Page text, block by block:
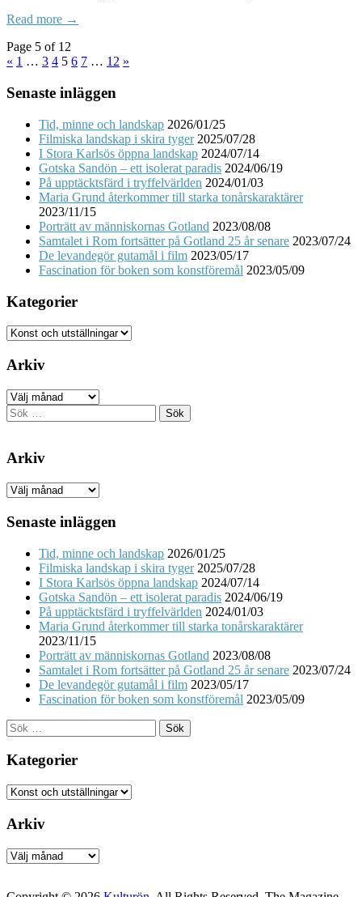
Read more →
Page 5 of 12
« 1 … 3 4 5 6 7 … 12 »
Senaste inläggen
Tid, minne och landskap 2026/01/25
Filmiska landskap i skira tyger 2025/07/28
I Stora Karlsös öppna landskap 2024/07/14
Gotska Sandön – ett isolerat paradis 2024/06/19
På upptäcktsfärd i tryffelvärlden 2024/01/03
Maria Grund återkommer till starka tonårskaraktärer
2023/11/15
Porträtt av människornas Gotland 2023/08/08
Samtalet i Rom fortsätter på Gotland 25 år senare 2023/07/24
De levandegör gutamål i film 2023/05/17
Fascination för boken som konstföremål 2023/05/09
Kategorier
Kategorier
Arkiv
Arkiv
Sök
efter:
Arkiv
Arkiv
Senaste inläggen
Tid, minne och landskap 2026/01/25
Filmiska landskap i skira tyger 2025/07/28
I Stora Karlsös öppna landskap 2024/07/14
Gotska Sandön – ett isolerat paradis 2024/06/19
På upptäcktsfärd i tryffelvärlden 2024/01/03
Maria Grund återkommer till starka tonårskaraktärer
2023/11/15
Porträtt av människornas Gotland 2023/08/08
Samtalet i Rom fortsätter på Gotland 25 år senare 2023/07/24
De levandegör gutamål i film 2023/05/17
Fascination för boken som konstföremål 2023/05/09
Sök
efter:
Kategorier
Kategorier
Arkiv
Arkiv